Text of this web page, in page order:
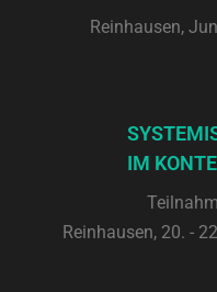
Reinhausen,
IM
Reinhausen, 20. -